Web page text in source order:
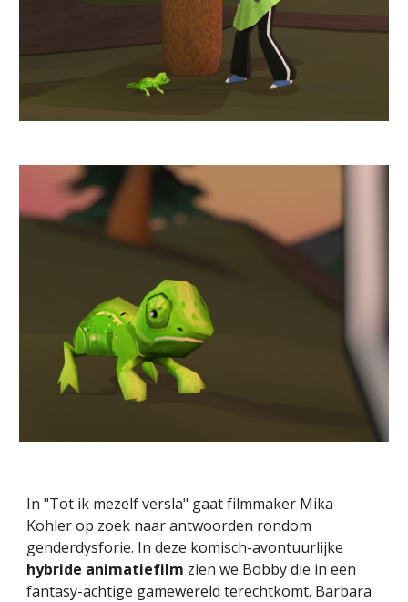
In "Tot ik mezelf versla" gaat filmmaker Mika
Kohler op zoek naar antwoorden rondom
genderdysforie. In deze komisch-avontuurlijke
hybride animatiefilm zien we Bobby die in een
fantasy-achtige gamewereld terechtkomt. Barbara